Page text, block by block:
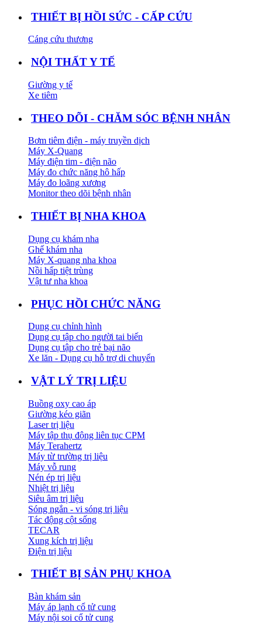
THIẾT BỊ HỒI SỨC - CẤP CỨU
Cáng cứu thương
NỘI THẤT Y TẾ
Giường y tế
Xe tiêm
THEO DÕI - CHĂM SÓC BỆNH NHÂN
Bơm tiêm điện - máy truyền dịch
Máy X-Quang
Máy điện tim - điện não
Máy đo chức năng hô hấp
Máy đo loãng xương
Monitor theo dõi bệnh nhân
THIẾT BỊ NHA KHOA
Dụng cụ khám nha
Ghế khám nha
Máy X-quang nha khoa
Nồi hấp tiệt trùng
Vật tư nha khoa
PHỤC HỒI CHỨC NĂNG
Dụng cụ chỉnh hình
Dụng cụ tập cho người tai biến
Dụng cụ tập cho trẻ bại não
Xe lăn - Dụng cụ hỗ trợ di chuyển
VẬT LÝ TRỊ LIỆU
Buồng oxy cao áp
Giường kéo giãn
Laser trị liệu
Máy tập thụ động liên tục CPM
Máy Terahertz
Máy từ trường trị liệu
Máy vỗ rung
Nén ép trị liệu
Nhiệt trị liệu
Siêu âm trị liệu
Sóng ngắn - vi sóng trị liệu
Tác động cột sống
TECAR
Xung kích trị liệu
Điện trị liệu
THIẾT BỊ SẢN PHỤ KHOA
Bàn khám sản
Máy áp lạnh cổ tử cung
Máy nội soi cổ tử cung